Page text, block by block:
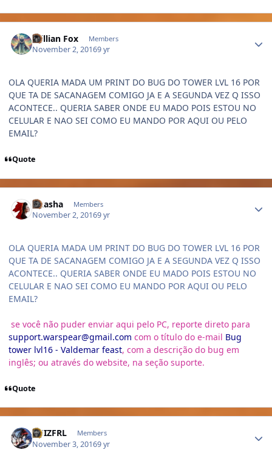
Willian Fox Members
November 2, 20169 yr
OLA QUERIA MADA UM PRINT DO BUG DO TOWER LVL 16 POR
QUE TA DE SACANAGEM COMIGO JA E A SEGUNDA VEZ Q ISSO
ACONTECE.. QUERIA SABER ONDE EU MADO POIS ESTOU NO
CELULAR E NAO SEI COMO EU MANDO POR AQUI OU PELO
EMAIL?
Quote
Akasha Members
November 2, 20169 yr
OLA QUERIA MADA UM PRINT DO BUG DO TOWER LVL 16 POR
QUE TA DE SACANAGEM COMIGO JA E A SEGUNDA VEZ Q ISSO
ACONTECE.. QUERIA SABER ONDE EU MADO POIS ESTOU NO
CELULAR E NAO SEI COMO EU MANDO POR AQUI OU PELO
EMAIL?
se você não puder enviar aqui pelo PC, reporte direto para
support.warspear@gmail.com com o título do e-mail Bug
tower lvl16 - Valdemar feast, com a descrição do bug em
inglês; ou através do website, na seção suporte.
Quote
LUIZFRL Members
November 3, 20169 yr